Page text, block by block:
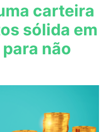
carteira
sólida em
não